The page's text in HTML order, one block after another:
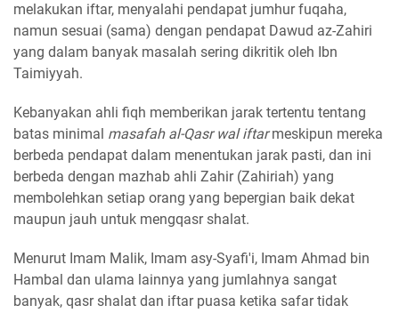
melakukan iftar, menyalahi pendapat jumhur fuqaha,
namun sesuai (sama) dengan pendapat Dawud az-Zahiri
yang dalam banyak masalah sering dikritik oleh Ibn
Taimiyyah.
Kebanyakan ahli fiqh memberikan jarak tertentu tentang
batas minimal masafah al-Qasr wal iftarmeskipun mereka
berbeda pendapat dalam menentukan jarak pasti, dan ini
berbeda dengan mazhab ahli Zahir (Zahiriah) yang
membolehkan setiap orang yang bepergian baik dekat
maupun jauh untuk mengqasr shalat.
Menurut Imam Malik, Imam asy-Syafi'i, Imam Ahmad bin
Hambal dan ulama lainnya yang jumlahnya sangat
banyak, qasr shalat dan iftar puasa ketika safar tidak